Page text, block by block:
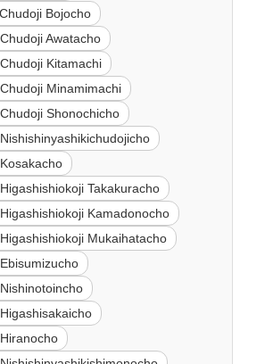
Bojocho
Awatacho
Kitamachi
Minamimachi
Shonochicho
Takakuracho
Kamadonocho
Mukaihatacho